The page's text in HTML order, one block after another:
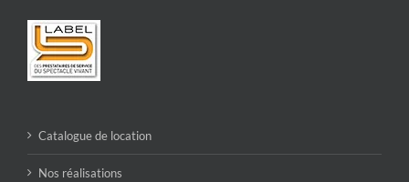
Catalogue de location
Nos réalisations